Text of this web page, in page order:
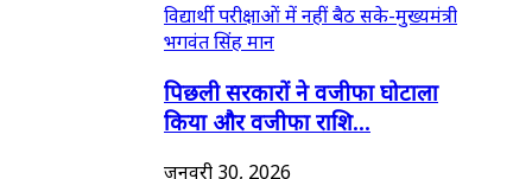
पिछली सरकारों ने वजीफा घोटाला
किया और वजीफा राशि...
जनवरी 30, 2026